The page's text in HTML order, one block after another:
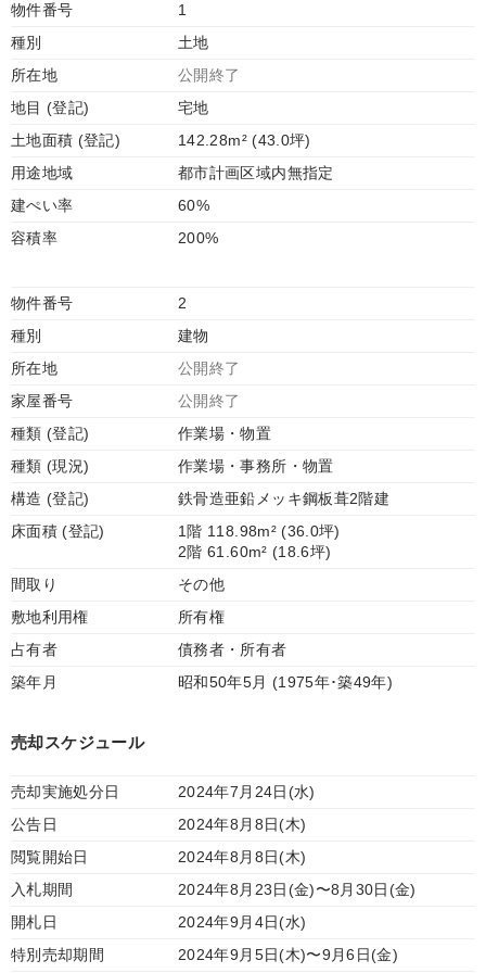
物件番号
1
種別
土地
所在地
公開終了
地目 (登記)
宅地
土地面積 (登記)
142.28m² (43.0坪)
用途地域
都市計画区域内無指定
建ぺい率
60%
容積率
200%
物件番号
2
種別
建物
所在地
公開終了
家屋番号
公開終了
種類 (登記)
作業場・物置
種類 (現況)
作業場・事務所・物置
構造 (登記)
鉄骨造亜鉛メッキ鋼板葺2階建
床面積 (登記)
1階 118.98m² (36.0坪)
2階 61.60m² (18.6坪)
間取り
その他
敷地利用権
所有権
占有者
債務者・所有者
築年月
昭和50年5月 (1975年･築49年)
売却スケジュール
売却実施処分日
2024年7月24日(水)
公告日
2024年8月8日(木)
閲覧開始日
2024年8月8日(木)
入札期間
2024年8月23日(金)〜8月30日(金)
開札日
2024年9月4日(水)
特別売却期間
2024年9月5日(木)〜9月6日(金)